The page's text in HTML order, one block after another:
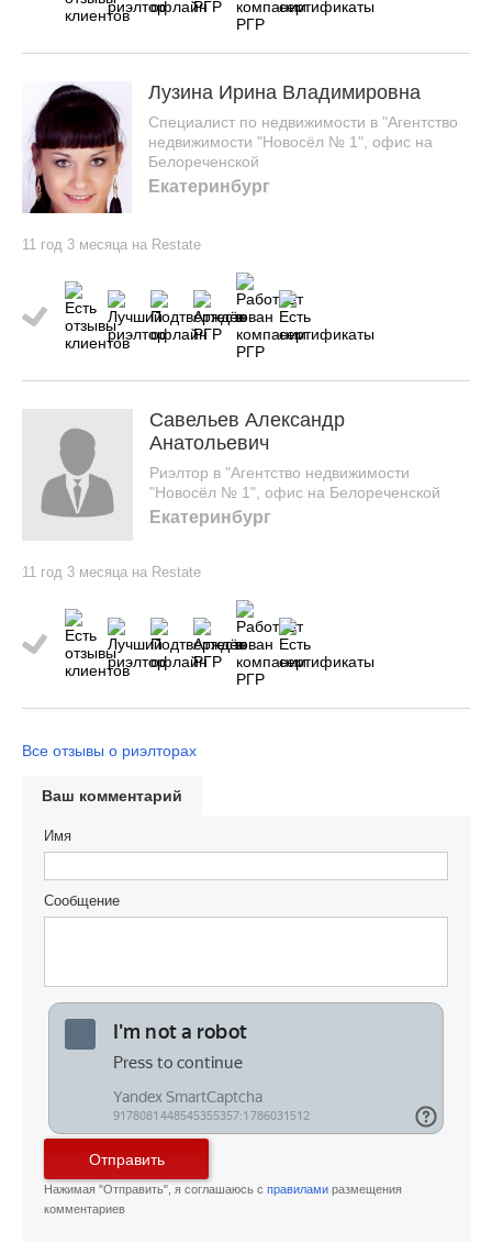
Лузина Ирина Владимировна
Специалист по недвижимости в "Агентство
недвижимости "Новосёл № 1", офис на
Белореченской
Екатеринбург
11 год 3 месяца на Restate
Савельев Александр
Анатольевич
Риэлтор в "Агентство недвижимости
"Новосёл № 1", офис на Белореченской
Екатеринбург
11 год 3 месяца на Restate
Все отзывы о риэлторах
Ваш комментарий
Имя
Сообщение
Отправить
Нажимая "Отправить", я соглашаюсь с правилами размещения
комментариев